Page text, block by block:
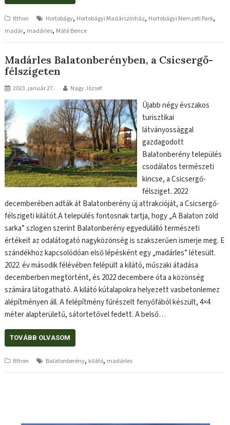
Itthon Hortobágy, Hortobágyi Madárszínház, Hortobágyi Nemzeti Park,
madár, madárles, Máté Bence
Madárles Balatonberényben, a Csicsergő-
félszigeten
2023. január 27. Nagy József
Újabb négy évszakos
turisztikai
látványossággal
gazdagodott
Balatonberény település
csodálatos természeti
kincse, a Csicsergő-
félsziget. 2022
decemberében adták át Balatonberény új attrakcióját, a Csicsergő-
félszigeti kilátót.A település fontosnak tartja, hogy „A Balaton zöld
sarka” szlogen szerint Balatonberény egyedülálló természeti
értékeit az odalátogató nagyközönség is szakszerűen ismerje meg. E
szándékhoz kapcsolódóan első lépésként egy „madárles” létesült.
2022. év második félévében felépült a kilátó, műszaki átadása
decemberben megtörtént, és 2022 decembere óta a közönség
számára látogatható. A kilátó kútalapokra helyezett vasbetonlemez
alépítményen áll. A felépítmény fűrészelt fenyőfából készült, 4×4
méter alapterületű, sátortetővel fedett. A belső…
TOVÁBB OLVASOM
Itthon Balatonberény, kilátó, madárles